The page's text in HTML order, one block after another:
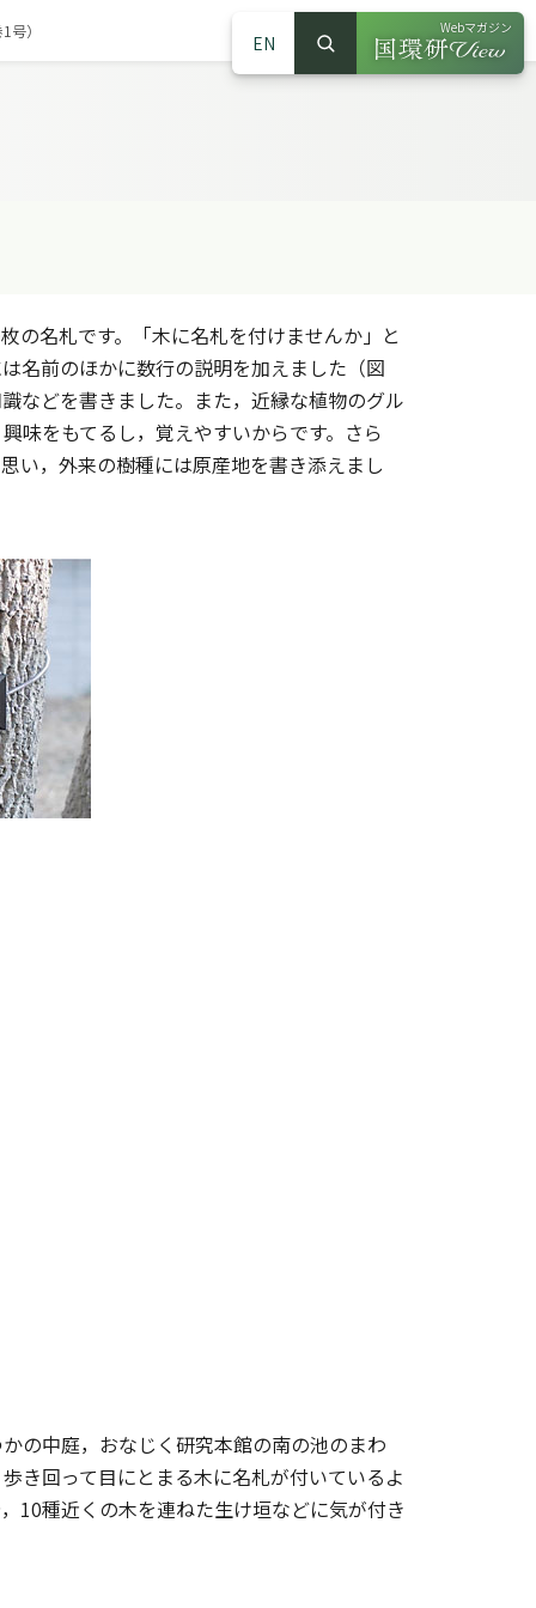
EN
サイト内検索
検索
Webマガジン
（別ウインドウ
）
名札です。「木に名札を付けませんか」と
名前のほかに数行の説明を加えました（図
などを書きました。また，近縁な植物のグル
味をもてるし，覚えやすいからです。さら
い，外来の樹種には原産地を書き添えまし
の中庭，おなじく研究本館の南の池のまわ
き回って目にとまる木に名札が付いているよ
10種近くの木を連ねた生け垣などに気が付き